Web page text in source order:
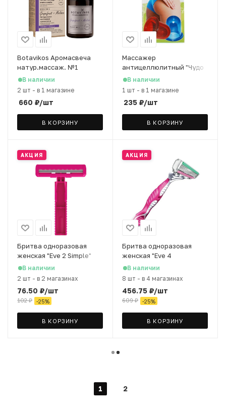
Botavikos Аромасвеча
натур.массаж. №1
"Грейпфрут + мелисса" с
эфирными маслами, 90 г
В наличии
2 шт - в 1 магазине
660 ₽/шт
В КОРЗИНУ
Массажер
антицеллюлитный "Чудо
банка", цвет микс
В наличии
1 шт - в 1 магазине
235 ₽/шт
В КОРЗИНУ
АКЦИЯ
Бритва одноразовая
женская "Eve 2 Simple"
TD708 Dorco, 5 шт
В наличии
2 шт - в 2 магазинах
76.50 ₽/шт
102₽ -25%
В КОРЗИНУ
АКЦИЯ
Бритва одноразовая
женская "Eve 4
Disposable" Dorco, 4 шт
В наличии
8 шт - в 4 магазинах
456.75 ₽/шт
609₽ -25%
В КОРЗИНУ
1 2